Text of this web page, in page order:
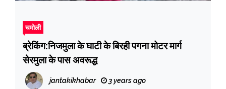
चमोली
ब्रेकिंग:निजमुला के घाटी के बिरही पगना मोटर मार्ग
सेरमुला के पास अवरूद्ध
jantakikhabar 3 years ago